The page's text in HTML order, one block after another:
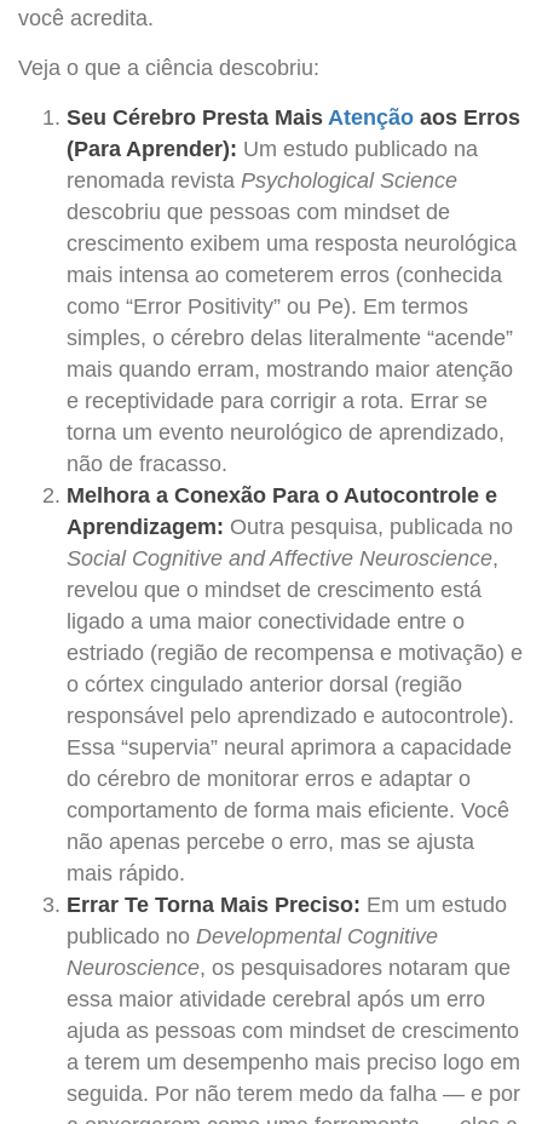
você acredita.
Veja o que a ciência descobriu:
Seu Cérebro Presta Mais Atenção aos Erros
(Para Aprender): Um estudo publicado na
renomada revista Psychological Science
descobriu que pessoas com mindset de
crescimento exibem uma resposta neurológica
mais intensa ao cometerem erros (conhecida
como “Error Positivity” ou Pe). Em termos
simples, o cérebro delas literalmente “acende”
mais quando erram, mostrando maior atenção
e receptividade para corrigir a rota. Errar se
torna um evento neurológico de aprendizado,
não de fracasso.
Melhora a Conexão Para o Autocontrole e
Aprendizagem: Outra pesquisa, publicada no
Social Cognitive and Affective Neuroscience,
revelou que o mindset de crescimento está
ligado a uma maior conectividade entre o
estriado (região de recompensa e motivação) e
o córtex cingulado anterior dorsal (região
responsável pelo aprendizado e autocontrole).
Essa “supervia” neural aprimora a capacidade
do cérebro de monitorar erros e adaptar o
comportamento de forma mais eficiente. Você
não apenas percebe o erro, mas se ajusta
mais rápido.
Errar Te Torna Mais Preciso: Em um estudo
publicado no Developmental Cognitive
Neuroscience, os pesquisadores notaram que
essa maior atividade cerebral após um erro
ajuda as pessoas com mindset de crescimento
a terem um desempenho mais preciso logo em
seguida. Por não terem medo da falha — e por